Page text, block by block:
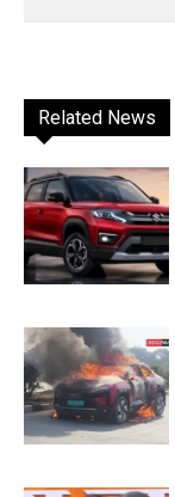
Related News